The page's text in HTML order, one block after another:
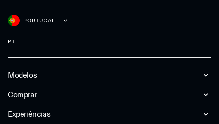
Modelos
Comprar
Experiências
PORTUGAL
PT